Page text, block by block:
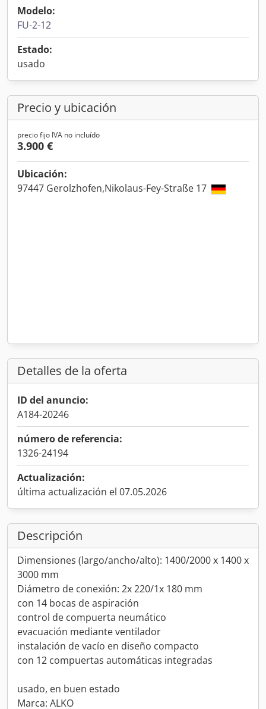
Modelo:
FU-2-12
Estado:
usado
Precio y ubicación
precio fijo IVA no incluído
3.900 €
Ubicación:
97447 Gerolzhofen,Nikolaus-Fey-Straße 17
Detalles de la oferta
ID del anuncio:
A184-20246
número de referencia:
1326-24194
Actualización:
última actualización el 07.05.2026
Descripción
Dimensiones (largo/ancho/alto): 1400/2000 x 1400 x
3000 mm
Diámetro de conexión: 2x 220/1x 180 mm
con 14 bocas de aspiración
control de compuerta neumático
evacuación mediante ventilador
instalación de vacío en diseño compacto
con 12 compuertas automáticas integradas
usado, en buen estado
Marca: ALKO